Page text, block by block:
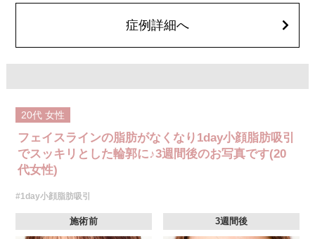
顔の脂肪吸引箇所の追加 1ヶ所ごと+162,800円(税込)
オプション：笑気麻酔 3,300円(税込)
症例詳細へ
20代 女性
フェイスラインの脂肪がなくなり1day小顔脂肪吸引
でスッキリとした輪郭に♪3週間後のお写真です(20
代女性)
#1day小顔脂肪吸引
施術前 3週間後